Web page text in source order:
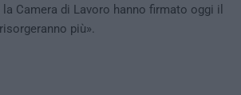
Camera di Lavoro hanno firmato oggi il
più».